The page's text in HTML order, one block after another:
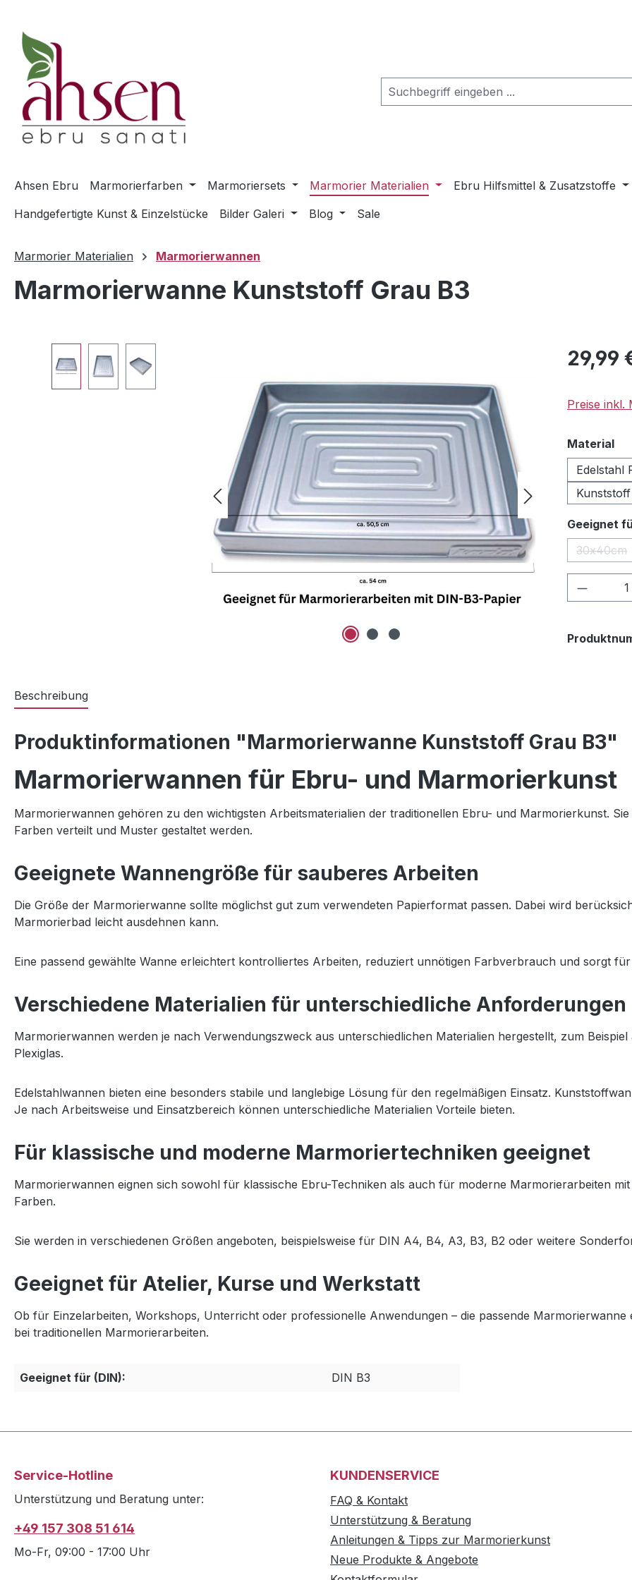
Ahsen Ebru Marmorierfarben Marmoriersets Marmorier Materialien Ebru Hilfsmittel & Zusatzstoffe
Handgefertigte Kunst & Einzelstücke
Bilder Galeri Blog Sale
Marmorier Materialien Marmorierwannen
Marmorierwanne Kunststoff Grau B3
Regulärer
29,99
Preise inkl.
Material
Edelstahl
Geeignet
30x40cm
Beschreibung
Produktinformationen "Marmorierwanne Kunststoff Grau B3"
Marmorierwannen für Ebru- und Marmorierkunst
Marmorierwannen gehören zu den wichtigsten Arbeitsmaterialien der traditionellen Ebru- und Marmorierkunst.
Farben verteilt und Muster gestaltet werden.
Geeignete Wannengröße für sauberes Arbeiten
Die Größe der Marmorierwanne sollte möglichst gut zum verwendeten Papierformat passen. Dabei wird
Marmorierbad leicht ausdehnen kann.
Eine passend gewählte Wanne erleichtert kontrolliertes Arbeiten, reduziert unnötigen Farbverbrauch und sorgt
Verschiedene Materialien für unterschiedliche Anforderungen
Marmorierwannen werden je nach Verwendungszweck aus unterschiedlichen Materialien hergestellt, zum
Plexiglas.
Edelstahlwannen bieten eine besonders stabile und langlebige Lösung für den regelmäßigen Einsatz.
Je nach Arbeitsweise und Einsatzbereich können unterschiedliche Materialien Vorteile bieten.
Für klassische und moderne Marmoriertechniken geeignet
Marmorierwannen eignen sich sowohl für klassische Ebru-Techniken als auch für moderne Marmorierarbeiten
Farben.
Sie werden in verschiedenen Größen angeboten, beispielsweise für DIN A4, B4, A3, B3, B2 oder weitere
Geeignet für Atelier, Kurse und Werkstatt
Ob für Einzelarbeiten, Workshops, Unterricht oder professionelle Anwendungen – die passende
bei traditionellen Marmorierarbeiten.
Geeignet für (DIN): DIN B3
Service-Hotline
Unterstützung und Beratung unter:
+49 157 308 51 614
Mo-Fr, 09:00 - 17:00 Uhr
KUNDENSERVICE
FAQ & Kontakt
Unterstützung & Beratung
Anleitungen & Tipps zur Marmorierkunst
Neue Produkte & Angebote